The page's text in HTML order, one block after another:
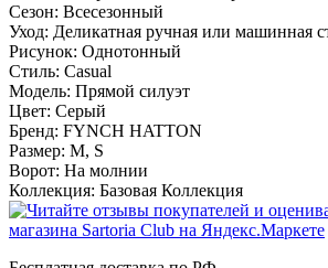
Сезон: Всесезонный
Уход: Деликатная ручная или машинная
Рисунок: Однотонный
Стиль: Casual
Модель: Прямой силуэт
Цвет: Серый
Бренд: FYNCH HATTON
Размер: M, S
Ворот: На молнии
Коллекция: Базовая Коллекция